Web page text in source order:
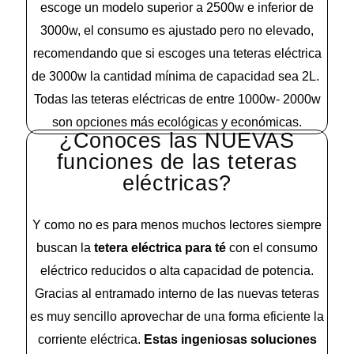
escoge un modelo superior a 2500w e inferior de
3000w, el consumo es ajustado pero no elevado,
recomendando que si escoges una teteras eléctrica
de 3000w la cantidad mínima de capacidad sea 2L.
Todas las teteras eléctricas de entre 1000w- 2000w
son opciones más ecológicas y económicas.
¿Conoces las NUEVAS
funciones de las teteras
eléctricas?
Y como no es para menos muchos lectores siempre
buscan la tetera eléctrica para té con el consumo
eléctrico reducidos o alta capacidad de potencia.
Gracias al entramado interno de las nuevas teteras
es muy sencillo aprovechar de una forma eficiente la
corriente eléctrica. Estas ingeniosas soluciones